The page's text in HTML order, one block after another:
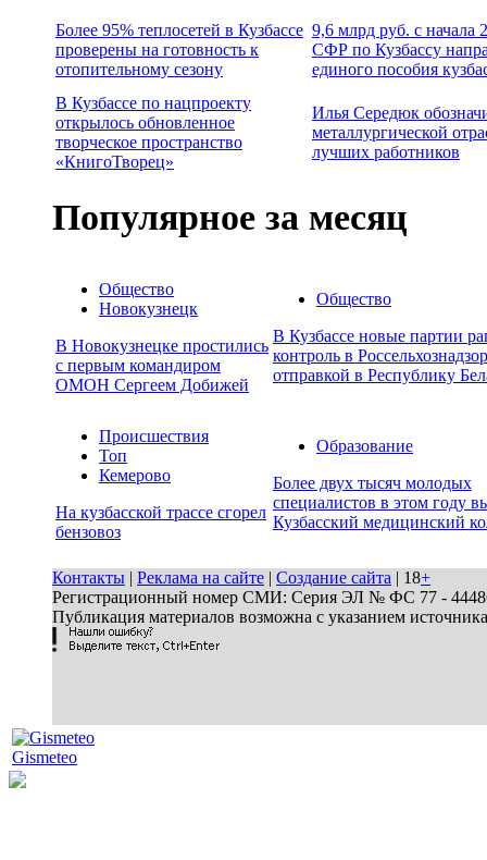
Более 95% теплосетей в Кузбассе
проверены на готовность к
отопительному сезону
9,6 млрд руб. с начала
СФР по Кузбассу
единого пособия
В Кузбассе по нацпроекту
открылось обновленное
творческое пространство
«КнигоТворец»
Илья Середюк
металлургической
лучших работников
Популярное за месяц
Общество
Новокузнецк
В Новокузнецке простились
с первым командиром
ОМОН Сергеем Добижей
Общество
В Кузбассе новые партии
контроль в
отправкой в Республику
Происшествия
Топ
Кемерово
На кузбасской трассе сгорел
бензовоз
Образование
Более двух тысяч молодых
специалистов в этом году
Кузбасский медицинский
Контакты | Реклама на сайте | Создание сайта | 18+
Регистрационный номер СМИ: Серия ЭЛ № ФС 77 - 44486
Публикация материалов возможна с указанием
Gismeteo